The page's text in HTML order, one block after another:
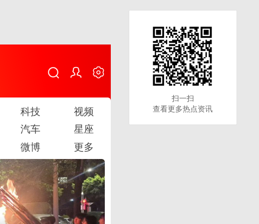
科技
视频
汽车
星座
微博 更多
扫一扫
查看更多热点资讯
扫一扫
查看更多热点资讯